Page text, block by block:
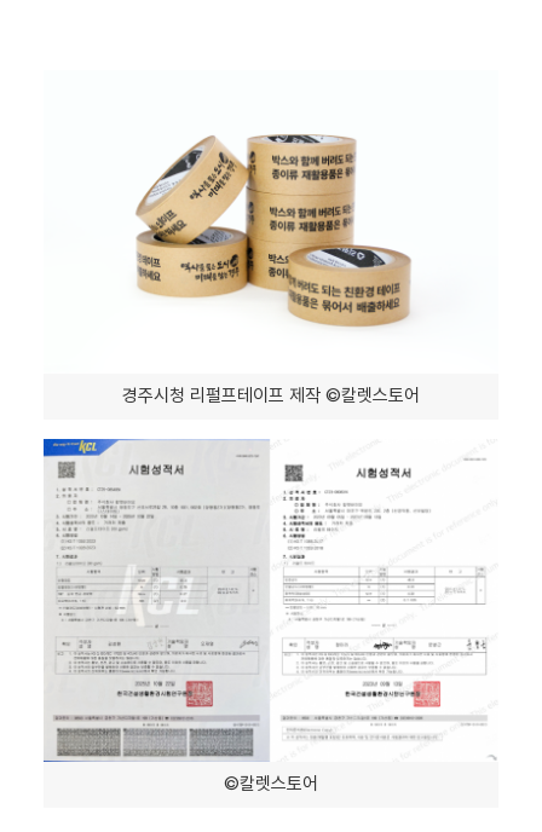
경주시청 리펄프테이프 제작 ©칼렛스토어
©칼렛스토어